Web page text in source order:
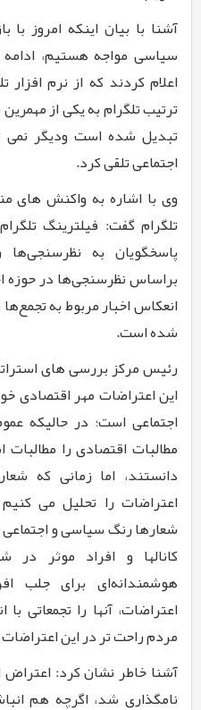
آشنا با بیان اینکه امروز
سیاسی مواجه هستیم، ادامه
اعلام کردند که از نرم
ترتیب تلگرام به یکی از
تبدیل شده است ودیگر
اجتماعی تلقی کرد.
وی با اشاره به واکنش های
تلگرام گفت: فیلترینگ
پاسخگویان به
براساس نظرسنجی‌ها در حوزه
انعکاس اخبار مربوط به
شده است.
رئیس مرکز بررسی های
این اعتراضات مهر اقتصادی
اجتماعی است؛ در حالیکه
مطالبات اقتصادی را
دانستند، اما زمانی که
اعتراضات را تحلیل می
شعارها رنگ سیاسی و اجتماعی
کانالها و افراد موثر
هوشمندانه‌ای برای جلب
اعتراضات، آنها را تجمعاتی
مردم راحت تر در این
آشنا خاطر نشان کرد: اعتراض
نامگذاری شد، اگرچه هم